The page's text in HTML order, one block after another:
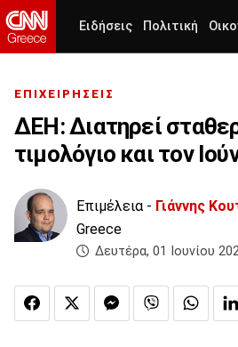
Ειδήσεις Πολιτική
ΕΠΙΧΕΙΡΗΣΕΙΣ
ΔΕΗ: Διατηρεί
τιμολόγιο και τον
Επιμέλεια - Γιάννης
Greece
Δευτέρα, 01 Ιουνίου